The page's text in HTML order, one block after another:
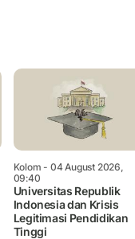
Kolom - 04 August 2026,
09:40
Universitas Republik
Indonesia dan Krisis
Legitimasi Pendidikan
Tinggi